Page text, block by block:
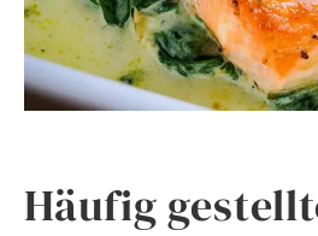
Häufig